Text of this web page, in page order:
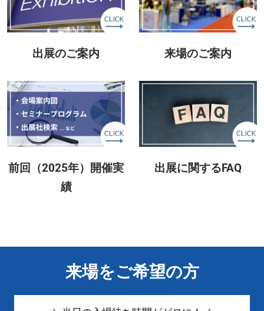
出展のご案内 来場のご案内
前回（2025年）開催実
績
出展に関するFAQ
来場をご希望の方